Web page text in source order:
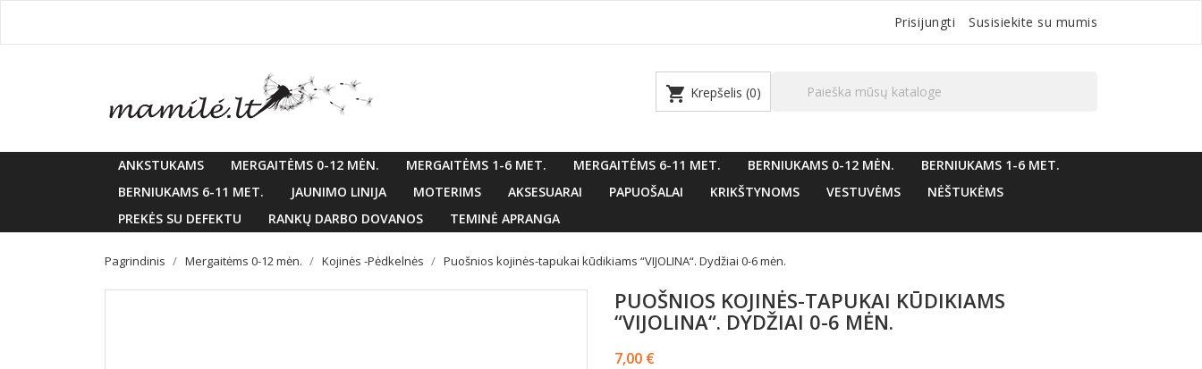
Prisijungti Susisiekite su mumis
shopping_cart Krepšelis (0)
ANKSTUKAMS MERGAITĖMS 0-12 MĖN. MERGAITĖMS 1-6 MET. MERGAITĖMS 6-11 MET. BERNIUKAMS 0-12 MĖN.
BERNIUKAMS 1-6 MET.
BERNIUKAMS 6-11 MET.
JAUNIMO LINIJA MOTERIMS AKSESUARAI PAPUOŠALAI KRIKŠTYNOMS VESTUVĖMS
NĖŠTUKĖMS
PREKĖS SU DEFEKTU
RANKŲ DARBO DOVANOS TEMINĖ APRANGA
Pagrindinis Mergaitėms 0-12 mėn. Kojinės -Pėdkelnės Puošnios kojinės-tapukai kūdikiams “VIJOLINA“. Dydžiai 0-6 mėn.
PUOŠNIOS KOJINĖS-TAPUKAI KŪDIKIAMS
“VIJOLINA“. DYDŽIAI 0-6 MĖN.
7,00 €